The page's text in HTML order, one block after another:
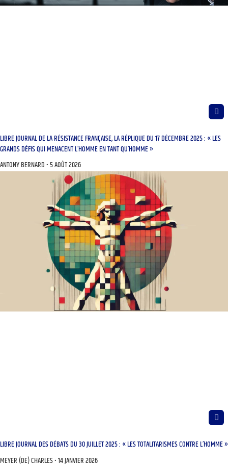
LIBRE JOURNAL DE LA RÉSISTANCE FRANÇAISE, LA RÉPLIQUE DU 17 DÉCEMBRE 2025 : « LES
GRANDS DÉFIS QUI MENACENT L’HOMME EN TANT QU’HOMME »
ANTONY BERNARD 5 AOÛT 2026
LIBRE JOURNAL DES DÉBATS DU 30 JUILLET 2025 : « LES TOTALITARISMES CONTRE L’HOMME »
MEYER (DE) CHARLES 14 JANVIER 2026